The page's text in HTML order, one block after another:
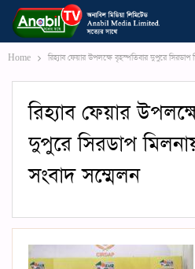
Home রিহ্যাব ফেয়ার উপলক্ষে বৃহস্পতিবার দুপুরে
রিহ্যাব ফেয়ার
দুপুরে সিরডাপ
সংবাদ সম্মেলন